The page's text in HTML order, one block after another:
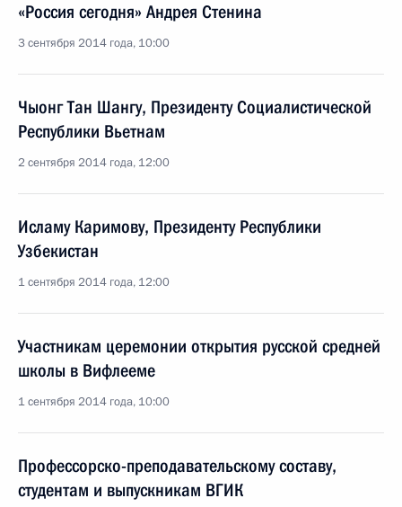
«Россия сегодня» Андрея Стенина
3 сентября 2014 года, 10:00
Чыонг Тан Шангу, Президенту Социалистической
Республики Вьетнам
2 сентября 2014 года, 12:00
Исламу Каримову, Президенту Республики
Узбекистан
1 сентября 2014 года, 12:00
Участникам церемонии открытия русской средней
школы в Вифлееме
1 сентября 2014 года, 10:00
Профессорско-преподавательскому составу,
студентам и выпускникам ВГИК